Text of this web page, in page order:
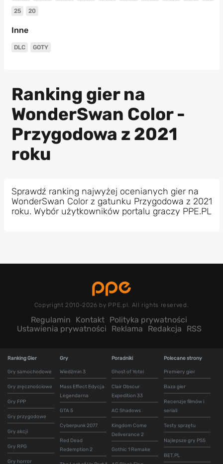
25 20
Inne
DLC GOTY
Ranking gier na
WonderSwan Color -
Przygodowa z 2021
roku
Sprawdź ranking najwyżej ocenianych gier na
WonderSwan Color z gatunku Przygodowa z 2021
roku. Wybór użytkowników portalu graczy PPE.PL
Copyright 2010-2026 by PPE.pl. All rights reserved.
Regulamin Kontakt Polityka prywatności
Ustawienia prywatności
Reklama Redakcja RSS
Ranking Gier
Gry samochodowe
Gry zręcznościowe
Gry FPP
Gry przygodowe
Gry akcji
Gry RPG
Gry horror
Gry
Wiedźmin 3
Mass Effect Edycja
Legendarna
GTA 5
Cyberpunk 2077
Red Dead
Redemption 2
Poradniki
Ghost of Yotei
Clair Obscur
Expedition 33
AC Shadows
Kingdom Come
Deliverance 2
Gothic 1 Remake
Polecane strony
Premiery gier
Baza gier
Recenzje filmów i
seriali
Testy sprzętu
Najlepsze gry PS5
BET.PL